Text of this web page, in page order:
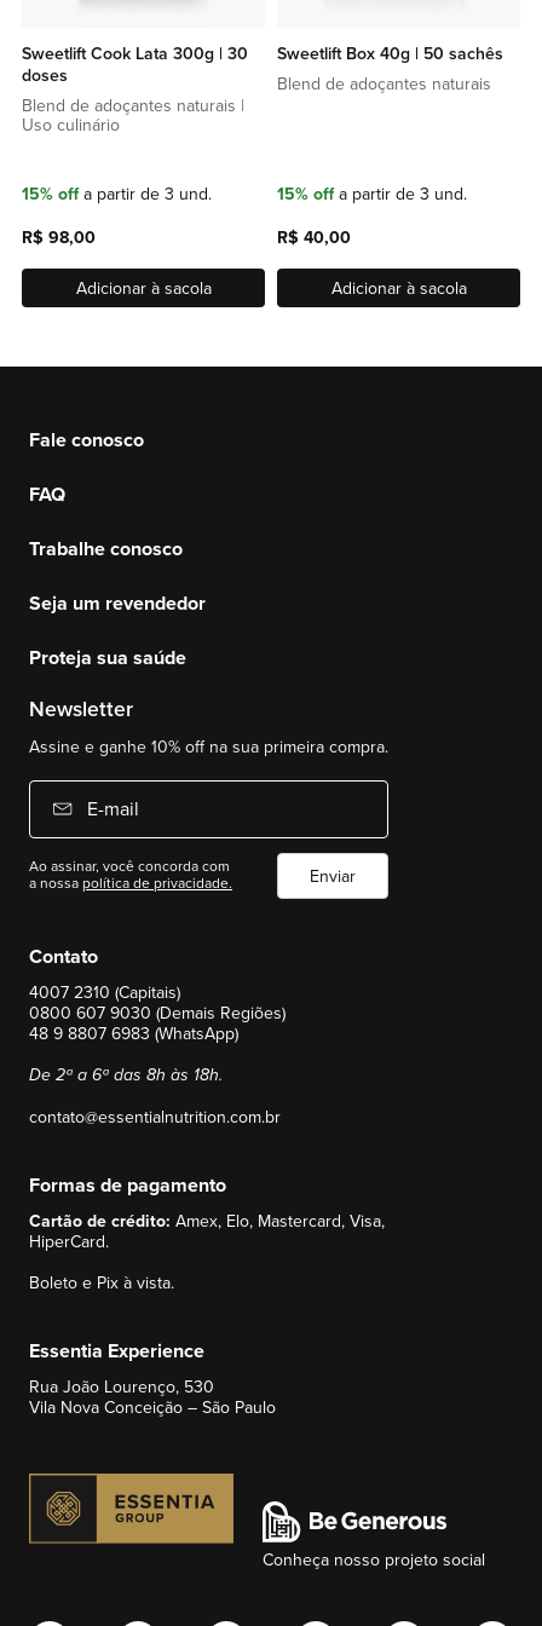
Sweetlift Cook Lata 300g | 30
doses
Blend de adoçantes naturais |
Uso culinário
15% offa partir de 3 und.
R$ 98,00
Adicionar à sacola
Sweetlift Box 40g | 50 sachês
Blend de adoçantes naturais
15% offa partir de 3 und.
R$ 40,00
Adicionar à sacola
Contato
4007 2310 (Capitais)
0800 607 9030 (Demais Regiões)
48 9 8807 6983 (WhatsApp)
De 2ª a 6ª das 8h às 18h.
contato@essentialnutrition.com.br
Formas de pagamento
Cartão de crédito: Amex, Elo, Mastercard, Visa,
HiperCard.
Boleto e Pix à vista.
Essentia Experience
Rua João Lourenço, 530
Vila Nova Conceição – São Paulo
Fale conosco
FAQ
Trabalhe conosco
Seja um revendedor
Proteja sua saúde
Newsletter
Assine e ganhe 10% off na sua primeira compra.
E-mail
Ao assinar, você concorda com
a nossapolítica de privacidade. Enviar
Conheça nosso projeto social